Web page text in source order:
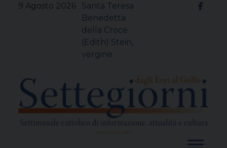
9 Agosto 2026
Santa Teresa
Benedetta
della Croce
(Edith) Stein,
vergine